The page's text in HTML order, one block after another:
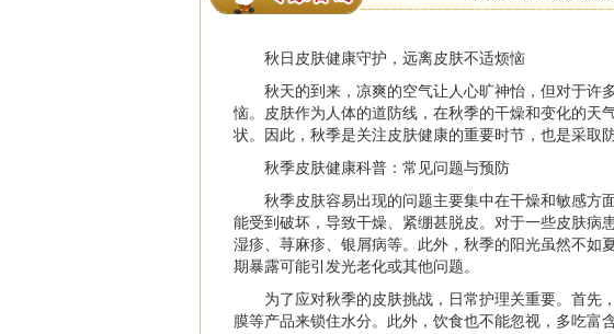
秋日皮肤健康守护，远离皮肤不适烦恼
秋天的到来，凉爽的空气让人心旷神怡，但对于许
恼。皮肤作为人体的道防线，在秋季的干燥和变化的天
状。因此，秋季是关注皮肤健康的重要时节，也是采取
秋季皮肤健康科普：常见问题与预防
秋季皮肤容易出现的问题主要集中在干燥和敏感方
能受到破坏，导致干燥、紧绷甚脱皮。对于一些皮肤病
湿疹、荨麻疹、银屑病等。此外，秋季的阳光虽然不如
期暴露可能引发光老化或其他问题。
为了应对秋季的皮肤挑战，日常护理关重要。首先
膜等产品来锁住水分。此外，饮食也不能忽视，多吃富